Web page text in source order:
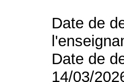
Date de
Date de
14/03/